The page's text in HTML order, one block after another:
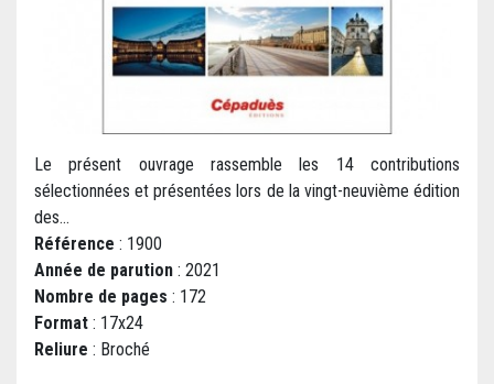
Le présent ouvrage rassemble les 14 contributions
sélectionnées et présentées lors de la vingt-neuvième édition
des...
Référence : 1900
Année de parution : 2021
Nombre de pages : 172
Format : 17x24
Reliure : Broché